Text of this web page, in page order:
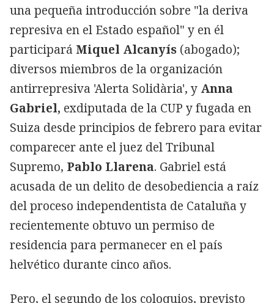
una pequeña introducción sobre "la deriva
represiva en el Estado español" y en él
participará Miquel Alcanyís (abogado);
diversos miembros de la organización
antirrepresiva 'Alerta Solidària', y Anna
Gabriel, exdiputada de la CUP y fugada en
Suiza desde principios de febrero para evitar
comparecer ante el juez del Tribunal
Supremo, Pablo Llarena. Gabriel está
acusada de un delito de desobediencia a raíz
del proceso independentista de Cataluña y
recientemente obtuvo un permiso de
residencia para permanecer en el país
helvético durante cinco años.
Pero, el segundo de los coloquios, previsto